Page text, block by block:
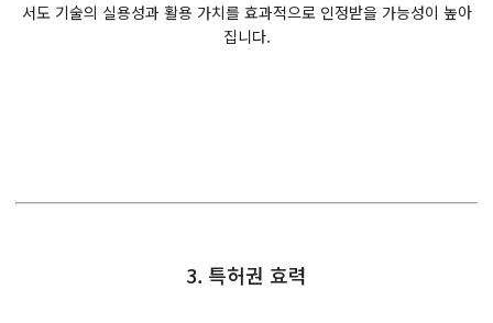
서도 기술의 실용성과 활용 가치를 효과적으로 인정받을 가능성이 높아
집니다.
3. 특허권 효력